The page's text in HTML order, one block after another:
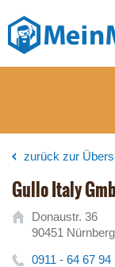
zurück zur
Gullo Italy
Donaustr. 36
90451 Nürnberg
0911 - 64 67 94